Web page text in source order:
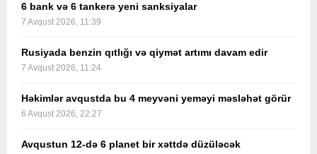
6 bank və 6 tankerə yeni sanksiyalar
7 Avqust 2026, 11:39
Rusiyada benzin qıtlığı və qiymət artımı davam edir
7 Avqust 2026, 11:24
Həkimlər avqustda bu 4 meyvəni yeməyi məsləhət görür
6 Avqust 2026, 22:27
Avqustun 12-də 6 planet bir xəttdə düzüləcək